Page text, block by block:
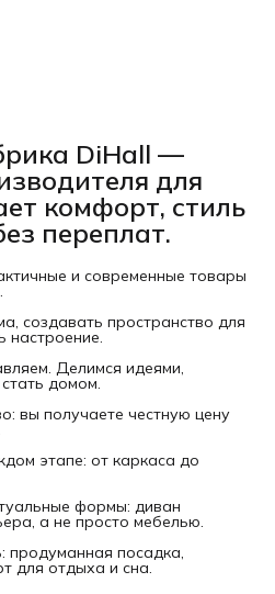
DiHall —
для
комфорт, стиль
переплат.
и современные товары
создавать пространство для
настроение.
Делимся идеями,
домом.
вы получаете честную цену
этапе: от каркаса до
формы: диван
а не просто мебелью.
посадка,
для отдыха и сна.